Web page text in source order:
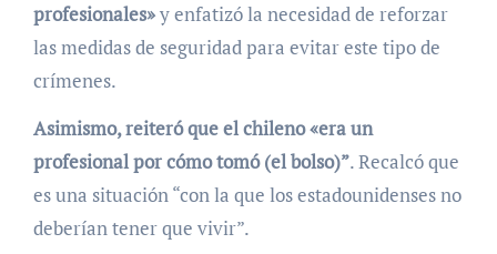
profesionales»y enfatizó la necesidad de reforzar
las medidas de seguridad para evitar este tipo de
crímenes.
Asimismo, reiteró que el chileno «era un
profesional por cómo tomó (el bolso)”. Recalcó que
es una situación “con la que los estadounidenses no
deberían tener que vivir”.